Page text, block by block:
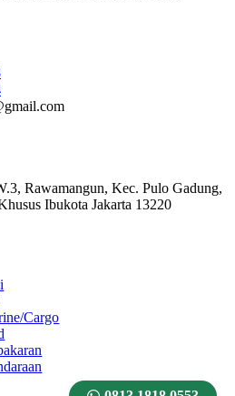
Rawamangun, Kec. Pulo Gadung,
Ibukota Jakarta 13220
Cargo